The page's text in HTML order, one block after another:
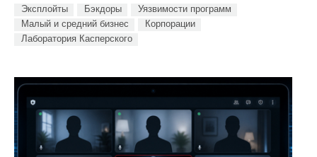
Эксплойты Бэкдоры
Уязвимости программ
Малый и средний бизнес
Корпорации
Лаборатория Касперского